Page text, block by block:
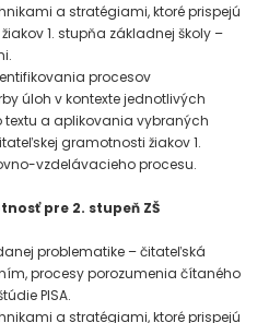
a stratégiami, ktoré prispejú
1. stupňa základnej školy –
procesov
úloh v kontexte jednotlivých
a aplikovania vybraných
gramotnosti žiakov 1.
vzdelávacieho procesu.
pre 2. stupeň ZŠ
problematike – čitateľská
procesy porozumenia čítaného
PISA.
a stratégiami, ktoré prispejú